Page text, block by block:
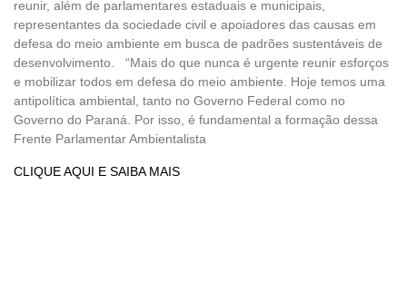
reunir, além de parlamentares estaduais e municipais,
representantes da sociedade civil e apoiadores das causas em
defesa do meio ambiente em busca de padrões sustentáveis de
desenvolvimento. “Mais do que nunca é urgente reunir esforços
e mobilizar todos em defesa do meio ambiente. Hoje temos uma
antipolítica ambiental, tanto no Governo Federal como no
Governo do Paraná. Por isso, é fundamental a formação dessa
Frente Parlamentar Ambientalista
CLIQUE AQUI E SAIBA MAIS